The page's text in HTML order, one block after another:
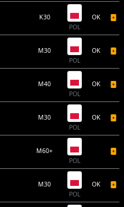
K30
POL
OK
M30
POL
OK
M40
POL
OK
M30
POL
OK
M60+
POL
M30
POL
OK